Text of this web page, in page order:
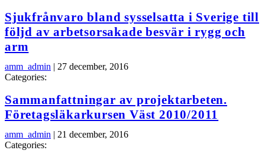
Sjukfrånvaro bland sysselsatta i Sverige till
följd av arbetsorsakade besvär i rygg och
arm
amm_admin | 27 december, 2016
Categories:
Sammanfattningar av projektarbeten.
Företagsläkarkursen Väst 2010/2011
amm_admin | 21 december, 2016
Categories: